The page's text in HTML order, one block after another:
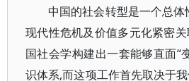
中国的社会转型是一个总
现代性危机及价值多元化紧密
国社会学构建出一套能够直面“
识体系,而这项工作首先取决于